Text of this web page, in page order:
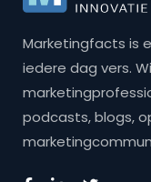
Marketingfacts is
iedere dag vers.
podcasts, blogs,